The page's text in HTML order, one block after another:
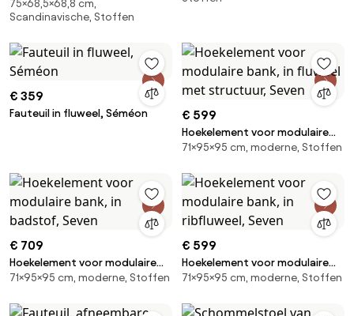
DILMA
75×68,5×68,8 cm,
Scandinavische, Stoffen
€ 359
Fauteuil in fluweel, Séméon € 599
Hoekelement voor modulaire
bank, in fluweel met structuur,
71×95×95 cm, moderne, Stoffen
€ 709
Hoekelement voor modulaire
bank, in badstof, Seven
71×95×95 cm, moderne, Stoffen
€ 599
Hoekelement voor modulaire
bank, in ribfluweel, Seven
71×95×95 cm, moderne, Stoffen